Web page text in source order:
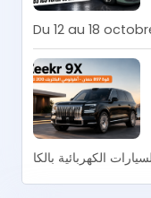
Du 12 au 18